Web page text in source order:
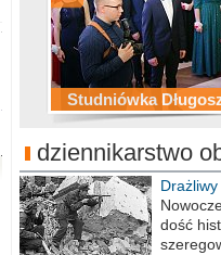
Studniówka
ZS Budowlanych
Studniówka LZK
dziennikarstwo
berlińska
dość